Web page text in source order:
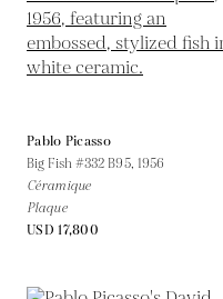
Pablo Picasso
Big Fish #332 B95, 1956
Céramique
Plaque
USD 17,800